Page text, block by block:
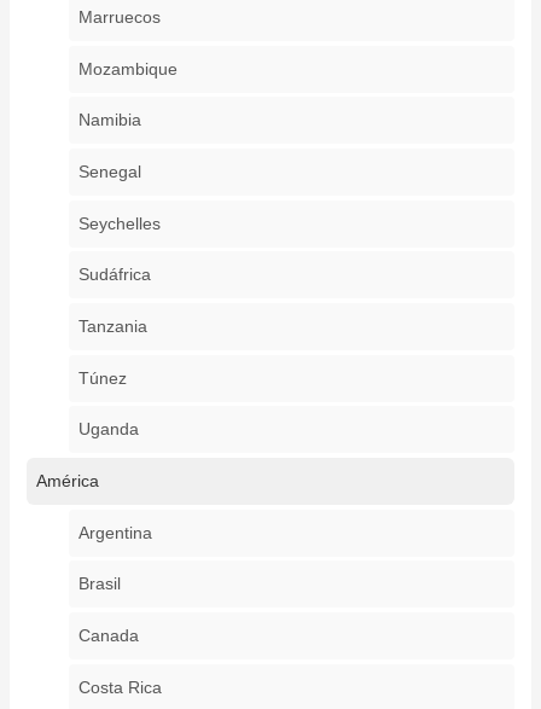
Marruecos
Mozambique
Namibia
Senegal
Seychelles
Sudáfrica
Tanzania
Túnez
Uganda
América
Argentina
Brasil
Canada
Costa Rica